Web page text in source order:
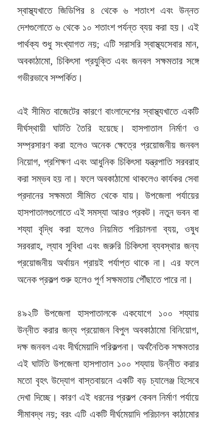
স্বাস্থ্যখাতে জিডিপির ৪ থেকে ৬ শতাংশ এবং উন্নত
দেশগুলোতে ৬ থেকে ১০ শতাংশ পর্যন্ত ব্যয় করা হয়। এই
পার্থক্য শুধু সংখ্যাগত নয়; এটি সরাসরি স্বাস্থ্যসেবার মান,
অবকাঠামো, চিকিৎসা প্রযুক্তি এবং জনবল সক্ষমতার সঙ্গে
গভীরভাবে সম্পর্কিত।
এই সীমিত বাজেটের কারণে বাংলাদেশের স্বাস্থ্যখাতে একটি
দীর্ঘস্থায়ী ঘাটতি তৈরি হয়েছে। হাসপাতাল নির্মাণ ও
সম্প্রসারণ করা হলেও অনেক ক্ষেত্রে প্রয়োজনীয় জনবল
নিয়োগ, প্রশিক্ষণ এবং আধুনিক চিকিৎসা যন্ত্রপাতি সরবরাহ
করা সম্ভব হয় না। ফলে অবকাঠামো থাকলেও কার্যকর সেবা
প্রদানের সক্ষমতা সীমিত থেকে যায়। উপজেলা পর্যায়ের
হাসপাতালগুলোতে এই সমস্যা আরও প্রকট। নতুন ভবন বা
শয্যা বৃদ্ধি করা হলেও নিয়মিত পরিচালনা ব্যয়, ওষুধ
সরবরাহ, ল্যাব সুবিধা এবং জরুরি চিকিৎসা ব্যবস্থার জন্য
প্রয়োজনীয় অর্থায়ন প্রায়ই পর্যাপ্ত থাকে না। এর ফলে
অনেক প্রকল্প শুরু হলেও পূর্ণ সক্ষমতায় পৌঁছাতে পারে না।
৪৯২টি উপজেলা হাসপাতালকে একযোগে ১০০ শয্যায়
উন্নীত করার জন্য প্রয়োজন বিপুল অবকাঠামো বিনিয়োগ,
দক্ষ জনবল এবং দীর্ঘমেয়াদি পরিকল্পনা। অর্থনৈতিক সক্ষমতার
এই ঘাটতি উপজেলা হাসপাতাল ১০০ শয্যায় উন্নীত করার
মতো বৃহৎ উদ্যোগ বাস্তবায়নে একটি বড় চ্যালেঞ্জ হিসেবে
দেখা দিচ্ছে। কারণ এই ধরনের প্রকল্প কেবল নির্মাণ পর্যায়ে
সীমাবদ্ধ নয়; বরং এটি একটি দীর্ঘমেয়াদি পরিচালন কাঠামোর